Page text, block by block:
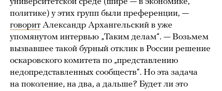
университетской среде (шире — в экономике,
политике) у этих групп были преференции, —
говорит Александр Архангельский в уже
упомянутом интервью „Таким делам“. — Возьмем
вызвавшее такой бурный отклик в России решение
оскаровского комитета по „представлению
недопредставленных сообществ“. Но эта задача
на поколение, на два, а дальше? Будет ли это